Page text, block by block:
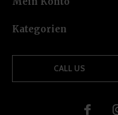
Kategorien
CALL US